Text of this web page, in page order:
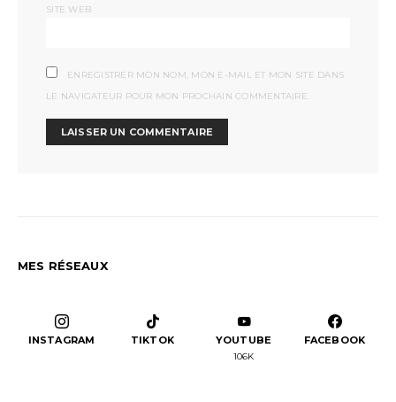
SITE WEB
ENREGISTRER MON NOM, MON E-MAIL ET MON SITE DANS
LE NAVIGATEUR POUR MON PROCHAIN COMMENTAIRE.
MES RÉSEAUX
INSTAGRAM TIKTOK YOUTUBE
106K
FACEBOOK